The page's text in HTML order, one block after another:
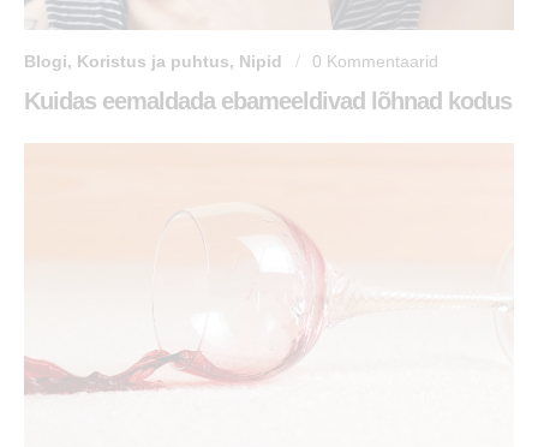
Blogi, Koristus ja puhtus, Nipid 0 Kommentaarid
Kuidas eemaldada ebameeldivad lõhnad kodus